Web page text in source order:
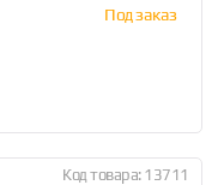
Под заказ
Код товара: 13711